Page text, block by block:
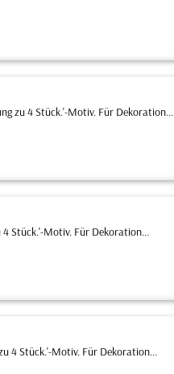
zu 4 Stück.'-Motiv. Für Dekoration...
Stück.'-Motiv. Für Dekoration...
4 Stück.'-Motiv. Für Dekoration...